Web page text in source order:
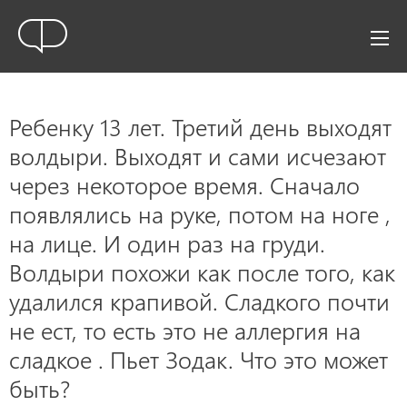
Ребенку 13 лет. Третий день выходят
волдыри. Выходят и сами исчезают
через некоторое время. Сначало
появлялись на руке, потом на ноге ,
на лице. И один раз на груди.
Волдыри похожи как после того, как
удалился крапивой. Сладкого почти
не ест, то есть это не аллергия на
сладкое . Пьет Зодак. Что это может
быть?